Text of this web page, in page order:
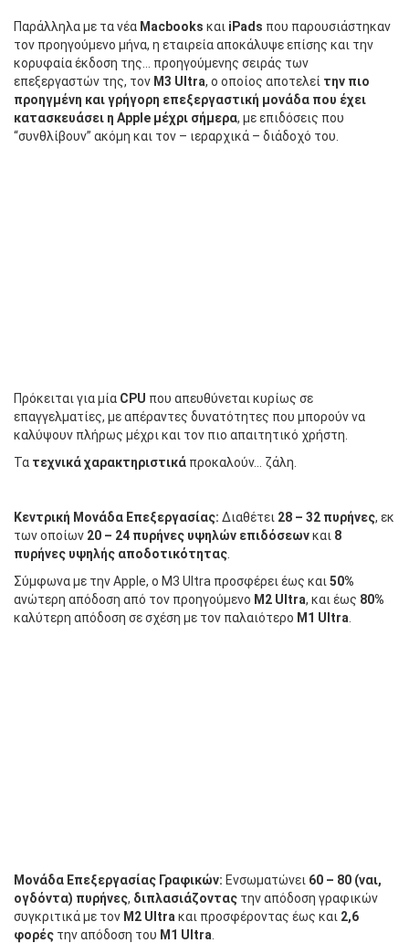
Παράλληλα με τα νέα Macbooks και iPads που παρουσιάστηκαν
τον προηγούμενο μήνα, η εταιρεία αποκάλυψε επίσης και την
κορυφαία έκδοση της… προηγούμενης σειράς των
επεξεργαστών της, τον M3 Ultra, ο οποίος αποτελεί την πιο
προηγμένη και γρήγορη επεξεργαστική μονάδα που έχει
κατασκευάσει η Apple μέχρι σήμερα, με επιδόσεις που
“συνθλίβουν” ακόμη και τον – ιεραρχικά – διάδοχό του.
Πρόκειται για μία CPU που απευθύνεται κυρίως σε
επαγγελματίες, με απέραντες δυνατότητες που μπορούν να
καλύψουν πλήρως μέχρι και τον πιο απαιτητικό χρήστη.
Τα τεχνικά χαρακτηριστικά προκαλούν… ζάλη.
Κεντρική Μονάδα Επεξεργασίας: Διαθέτει 28 – 32 πυρήνες, εκ
των οποίων 20 – 24 πυρήνες υψηλών επιδόσεωνκαι 8
πυρήνες υψηλής αποδοτικότητας
Σύμφωνα με την Apple, ο M3 Ultra προσφέρει έως και 50%
ανώτερη απόδοση από τον προηγούμενο M2 Ultra, και έως 80%
καλύτερη απόδοση σε σχέση με τον παλαιότερο M1 Ultra
Μονάδα Επεξεργασίας Γραφικών: Ενσωματώνει 60 – 80 (ναι,
ογδόντα) πυρήνες, διπλασιάζοντας την απόδοση γραφικών
συγκριτικά με τον M2 Ultra και προσφέροντας έως και 2,6
φορές την απόδοση του M1 Ultra